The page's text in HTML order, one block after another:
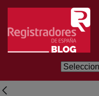
Skip to Main Content